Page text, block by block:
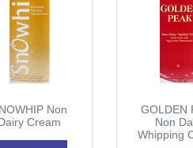
Non
Cream
GOLDEN
Non
Whipping